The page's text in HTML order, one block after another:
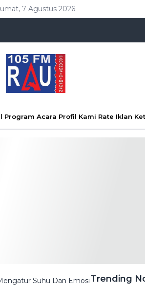
7 Agustus 2026
Program Acara Profil Kami Rate Iklan
Suhu Dan EmosiTrending